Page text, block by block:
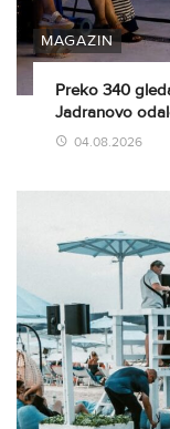
MAGAZIN
Preko 340
Jadranovo
04.08.2026